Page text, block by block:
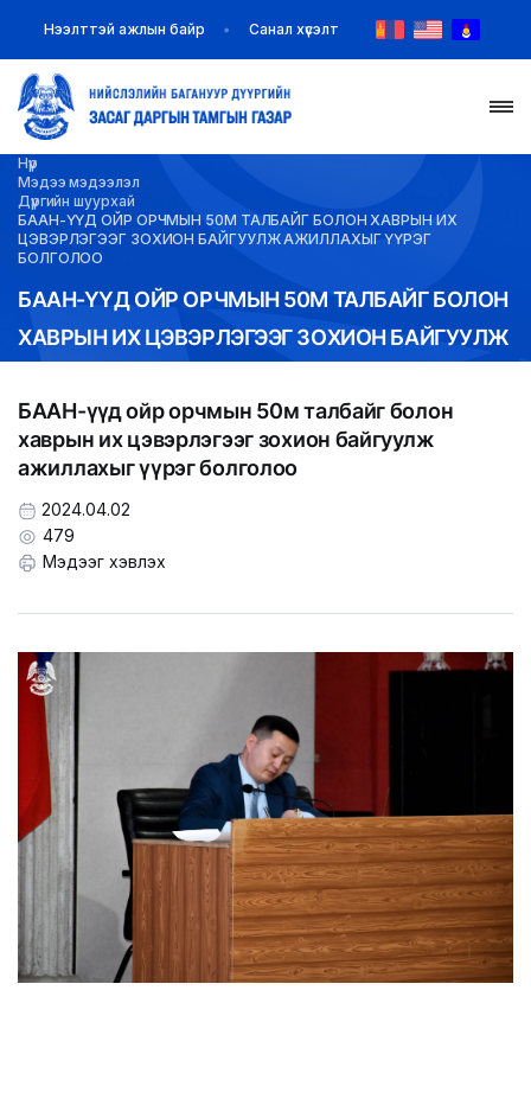
НҮҮР
ТАНИЛЦУУЛГА
МЭДЭЭ МЭДЭЭЛЭЛ
ЗАХИРАМЖ ШИЙДВЭР
ИЛ ТОД БАЙДАЛ
LEGAL.INFO
Нээлттэй ажлын байр Санал хүсэлт
Нүүр
Мэдээ мэдээлэл
Дүүргийн шуурхай
БААН-ҮҮД ОЙР ОРЧМЫН 50М ТАЛБАЙГ БОЛОН ХАВРЫН ИХ
ЦЭВЭРЛЭГЭЭГ ЗОХИОН БАЙГУУЛЖ АЖИЛЛАХЫГ ҮҮРЭГ
БОЛГОЛОО
БААН-ҮҮД ОЙР ОРЧМЫН 50М ТАЛБАЙГ БОЛОН
ХАВРЫН ИХ ЦЭВЭРЛЭГЭЭГ ЗОХИОН БАЙГУУЛЖ
БААН-үүд ойр орчмын 50м талбайг болон
хаврын их цэвэрлэгээг зохион байгуулж
ажиллахыг үүрэг болголоо
2024.04.02
479
Мэдээг хэвлэх